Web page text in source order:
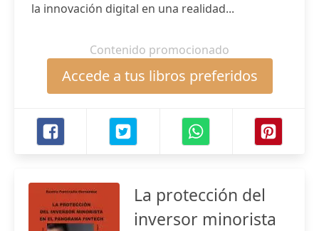
la innovación digital en una realidad...
Contenido promocionado
Accede a tus libros preferidos
La protección del
inversor minorista